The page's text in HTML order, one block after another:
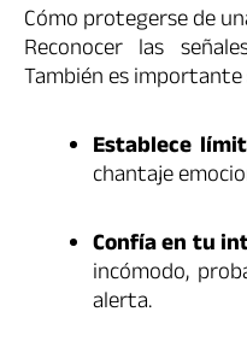
Cómo protegerse de
Reconocer las
También es importante
Establece
chantaje
Confía en tu
incómodo,
alerta.